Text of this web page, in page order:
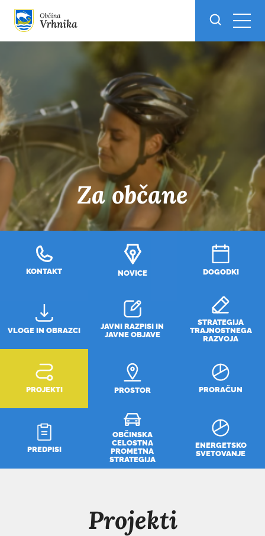
Skoči do osrednje vsebine
Za občane
KONTAKT NOVICE DOGODKI
VLOGE IN OBRAZCI
JAVNI RAZPISI IN
JAVNE OBJAVE
STRATEGIJA
TRAJNOSTNEGA
RAZVOJA
PROJEKTI PROSTOR PRORAČUN
PREDPISI
OBČINSKA
CELOSTNA
PROMETNA
STRATEGIJA
ENERGETSKO
SVETOVANJE
Projekti